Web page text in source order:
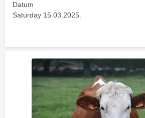
Datum
Saturday 15.03.2025.